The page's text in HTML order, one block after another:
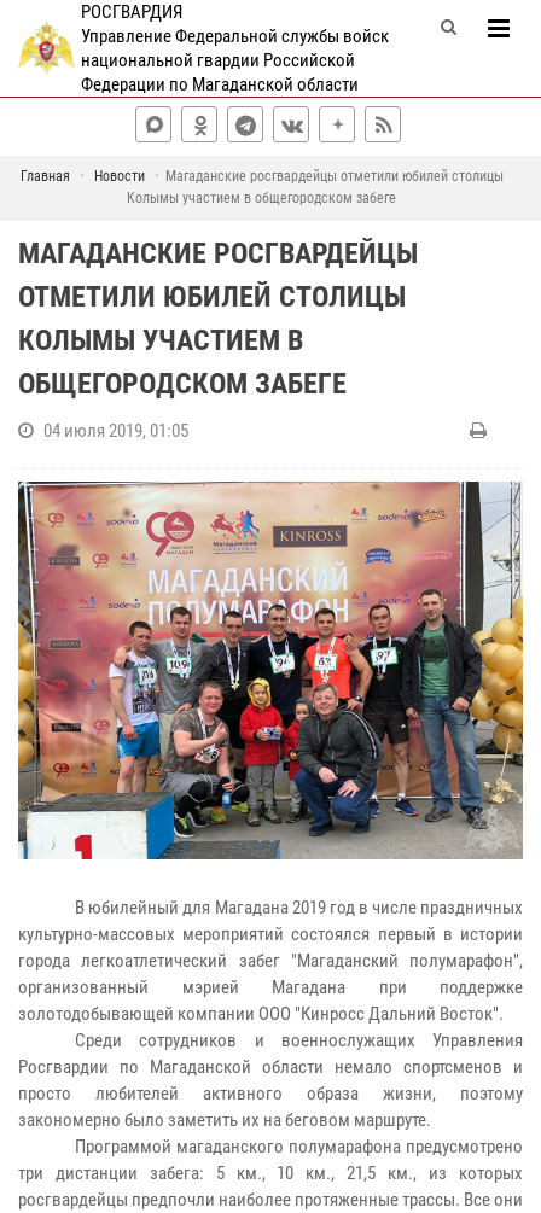
РОСГВАРДИЯ
Управление Федеральной службы войск
национальной гвардии Российской
Федерации по Магаданской области
Главная Новости
Магаданские росгвардейцы отметили юбилей столицы
Колымы участием в общегородском забеге
МАГАДАНСКИЕ РОСГВАРДЕЙЦЫ
ОТМЕТИЛИ ЮБИЛЕЙ СТОЛИЦЫ
КОЛЫМЫ УЧАСТИЕМ В
ОБЩЕГОРОДСКОМ ЗАБЕГЕ
04 июля 2019, 01:05
В юбилейный для Магадана 2019 год в числе праздничных
культурно-массовых мероприятий состоялся первый в истории
города легкоатлетический забег "Магаданский полумарафон",
организованный мэрией Магадана при поддержке
золотодобывающей компании OOO "Кинросс Дальний Восток".
Среди сотрудников и военнослужащих Управления
Росгвардии по Магаданской области немало спортсменов и
просто любителей активного образа жизни, поэтому
закономерно было заметить их на беговом маршруте.
Программой магаданского полумарафона предусмотрено
три дистанции забега: 5 км., 10 км., 21,5 км., из которых
росгвардейцы предпочли наиболее протяженные трассы. Все они